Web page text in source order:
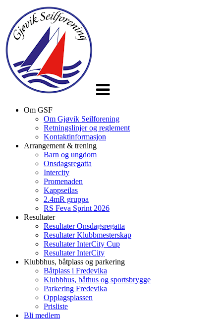
Om GSF
Om Gjøvik Seilforening
Retningslinjer og reglement
Kontaktinformasjon
Arrangement & trening
Barn og ungdom
Onsdagsregatta
Intercity
Promenaden
Kappseilas
2.4mR gruppa
RS Feva Sprint 2026
Resultater
Resultater Onsdagsregatta
Resultater Klubbmesterskap
Resultater InterCity Cup
Resultater InterCity
Klubbhus, båtplass og parkering
Båtplass i Fredevika
Klubbhus, båthus og sportsbrygge
Parkering Fredevika
Opplagsplassen
Prisliste
Bli medlem